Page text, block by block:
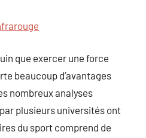
que exercer une force
beaucoup d’avantages
nombreux analyses
plusieurs universités ont
du sport comprend de